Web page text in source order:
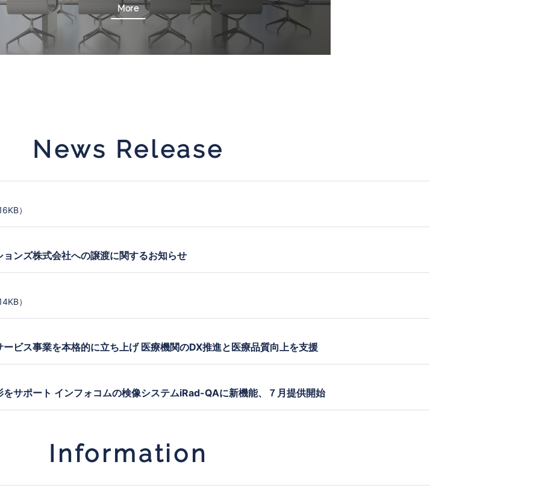
More
News Release
）
ンズ株式会社への譲渡に関するお知らせ
）
ビス事業を本格的に立ち上げ 医療機関のDX推進と医療品質向上を支援
サポート インフォコムの検像システムiRad-QAに新機能、７月提供開始
Information